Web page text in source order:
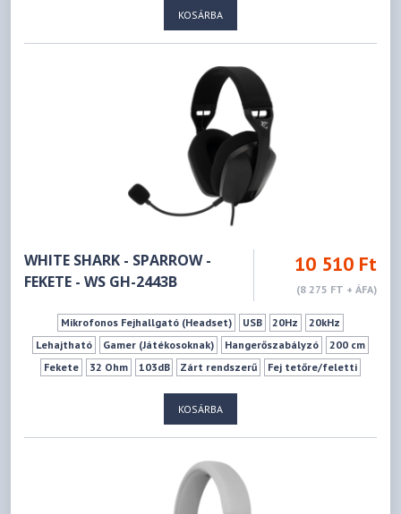
KOSÁRBA
WHITE SHARK - SPARROW -
FEKETE - WS GH-2443B
10 510 Ft
(8 275 FT + ÁFA)
Mikrofonos Fejhallgató (Headset) USB 20Hz
20kHz
Lehajtható
Gamer (Játékosoknak) Hangerőszabályzó
200 cm
Fekete
32 Ohm 103dB Zárt rendszerű Fej tetőre/feletti
KOSÁRBA